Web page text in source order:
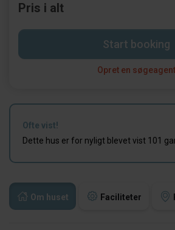
Om huset Faciliteter
Pris i alt
Start booking
Opret en søgeagent
Ofte vist!
Dette hus er for nyligt blevet vist 101